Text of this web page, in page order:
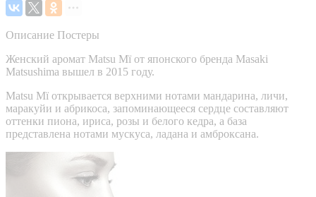
Описание Постеры
Женский аромат Matsu Mï от японского бренда Masaki
Matsushima вышел в 2015 году.
Matsu Mï открывается верхними нотами мандарина, личи,
маракуйи и абрикоса, запоминающееся сердце составляют
оттенки пиона, ириса, розы и белого кедра, а база
представлена нотами мускуса, ладана и амброксана.